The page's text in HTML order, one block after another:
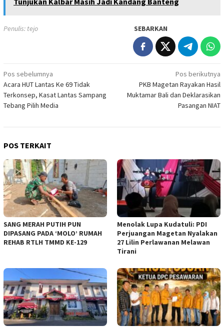
Penulis: tejo SEBARKAN
Navigasi
pos
Pos sebelumnya
Acara HUT Lantas Ke 69 Tidak
Terkonsep, Kasat Lantas Sampang
Tebang Pilih Media
Pos berikutnya
PKB Magetan Rayakan Hasil
Muktamar Bali dan Deklarasikan
Pasangan NIAT
POS TERKAIT
SANG MERAH PUTIH PUN
DIPASANG PADA ‘MOLO’ RUMAH
REHAB RTLH TMMD KE-129
Menolak Lupa Kudatuli: PDI
Perjuangan Magetan Nyalakan
27 Lilin Perlawanan Melawan
Tirani